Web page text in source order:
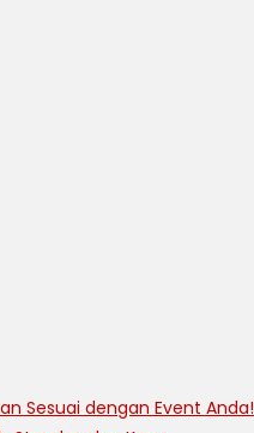
Sesuai dengan Event Anda!